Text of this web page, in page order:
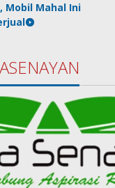
Mobil Mahal Ini